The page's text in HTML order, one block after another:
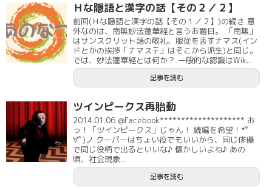
Ｈな隠語と漢字の話【その２／２】
前回(Ｈな隠語と漢字の話【その１／２】)の続き 意
外なのは、南無妙法蓮華経と言うお題目。 「南無」
はサンスクリット語の敬礼、服従を表すナマス(イン
ドとかの挨拶「ナマステ」はそこから派生)と同じ。
では、妙法蓮華経とは何か？ 一般的な認識はWik...
記事を読む
ツインピークス再胎動
2014.01.06 @Facebook******************** お
っ！「ツインピークス」じゃん！ 続編を希望！*ﾟ
∀ﾟ)ノ クーパーはちょい役でもいいから、同じ俳優
で同じ役柄で出るといいな♪ 懐かしいよね♪ あの
頃、社会現象...
記事を読む